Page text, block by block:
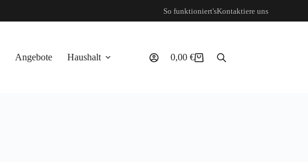
So funktioniert'sKontaktiere uns
Angebote Haushalt Warenkorb
0,00 €